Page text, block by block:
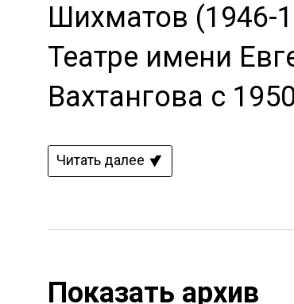
Шихматов (1946-
Театре имени
Вахтангова с
Читать далее
Показать архив